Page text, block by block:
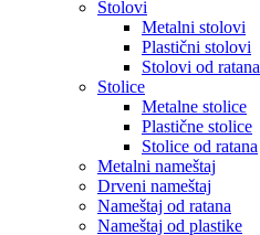
Stolovi
Metalni stolovi
Plastični stolovi
Stolovi od ratana
Stolice
Metalne stolice
Plastične stolice
Stolice od ratana
Metalni nameštaj
Drveni nameštaj
Nameštaj od ratana
Nameštaj od plastike